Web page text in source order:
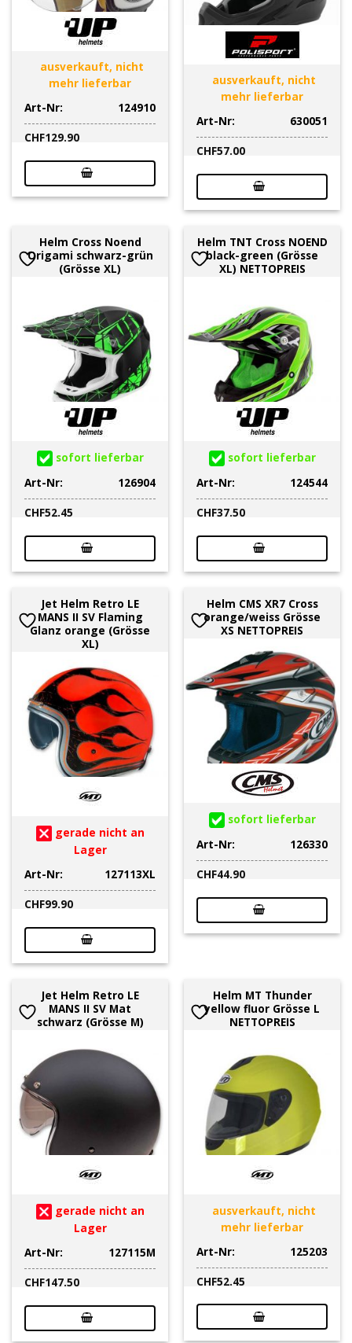
ausverkauft, nicht
mehr lieferbar
Art-Nr:
124910
CHF129.90
ausverkauft, nicht
mehr lieferbar
Art-Nr:
630051
CHF57.00
Helm Cross Noend
Origami schwarz-grün
(Grösse XL)
sofort lieferbar
Art-Nr:
126904
CHF52.45
Helm TNT Cross NOEND
black-green (Grösse
XL) NETTOPREIS
sofort lieferbar
Art-Nr:
124544
CHF37.50
Jet Helm Retro LE
MANS II SV Flaming
Glanz orange (Grösse
XL)
gerade nicht an
Lager
Art-Nr:
127113XL
CHF99.90
Helm CMS XR7 Cross
orange/weiss Grösse
XS NETTOPREIS
sofort lieferbar
Art-Nr:
126330
CHF44.90
Jet Helm Retro LE
MANS II SV Mat
schwarz (Grösse M)
gerade nicht an
Lager
Art-Nr:
127115M
CHF147.50
Helm MT Thunder
yellow fluor Grösse L
NETTOPREIS
ausverkauft, nicht
mehr lieferbar
Art-Nr:
125203
CHF52.45